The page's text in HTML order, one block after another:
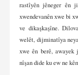
rastîyên jêneger ên
xwendevanên xwe bi
ve dikaşkaşîne.
welêt, dijminatîya
xwe ên berê,
nîşan dide ku ew ne